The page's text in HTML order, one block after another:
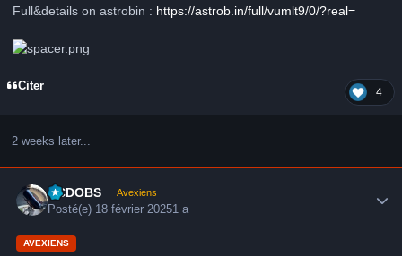
Full&details on astrobin : https://astrob.in/full/vumlt9/0/?real=
Citer 4
2 weeks later...
CCDOBS Avexiens
Posté(e) 18 février 20251 a
AVEXIENS